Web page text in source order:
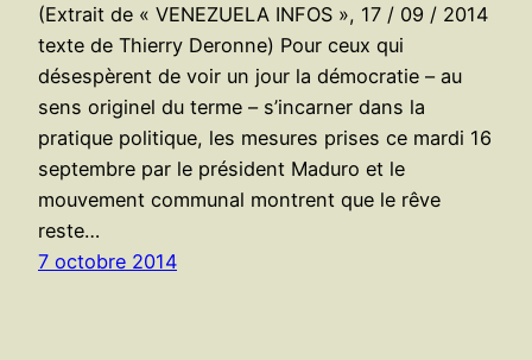
(Extrait de « VENEZUELA INFOS », 17 / 09 / 2014
texte de Thierry Deronne) Pour ceux qui
désespèrent de voir un jour la démocratie – au
sens originel du terme – s’incarner dans la
pratique politique, les mesures prises ce mardi 16
septembre par le président Maduro et le
mouvement communal montrent que le rêve
reste…
7 octobre 2014